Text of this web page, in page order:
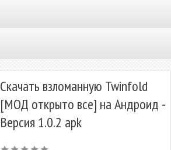
Скачать взломанную Twinfold
[МОД открыто все] на Андроид -
Версия 1.0.2 apk